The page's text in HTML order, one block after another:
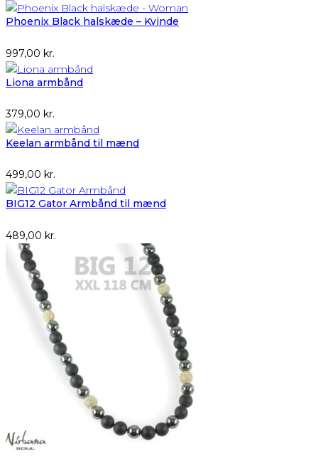
Phoenix Black halskæde – Kvinde
997,00 kr.
Liona armbånd
379,00 kr.
Keelan armbånd til mænd
499,00 kr.
BIG12 Gator Armbånd til mænd
489,00 kr.